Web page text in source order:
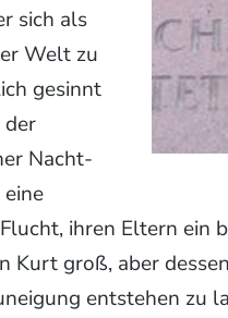
sich als
Welt zu
gesinnt
der
Nacht-
ihren Eltern ein
Kurt groß, aber
entstehen zu